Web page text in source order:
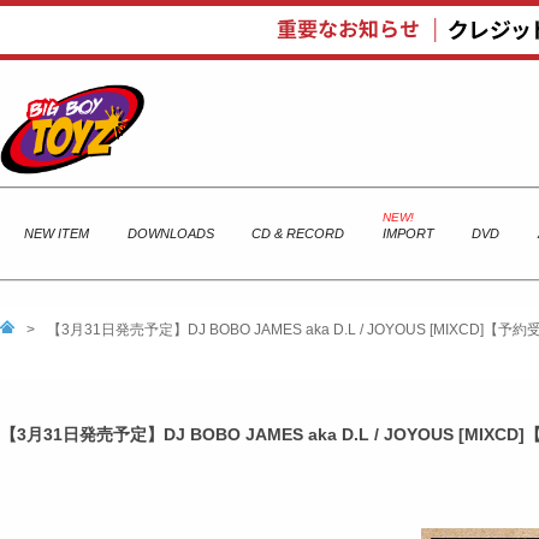
NEW ITEM DOWNLOADS CD & RECORD IMPORT DVD
> 【3月31日発売予定】DJ BOBO JAMES aka D.L / JOYOUS [MIXCD]【予約
【3月31日発売予定】DJ BOBO JAMES aka D.L / JOYOUS [MIXCD]